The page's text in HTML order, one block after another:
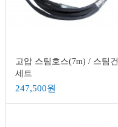
고압 스팀호스(7m) / 스팀건
세트
247,500원